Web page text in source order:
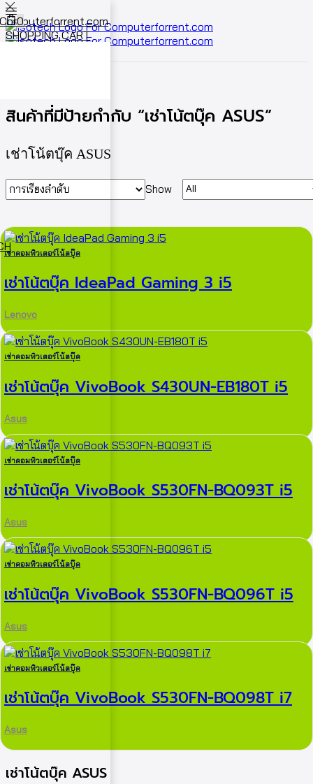
0
SHOPPING CART
สินค้าที่มีป้ายกำกับ “เช่าโน้ตบุ๊ค ASUS”
เช่าโน้ตบุ๊ค ASUS
Show
เช่าคอมพิวเตอร์โน้ตบุ๊ค
เช่าโน้ตบุ๊ค IdeaPad Gaming 3 i5
Lenovo
เช่าคอมพิวเตอร์โน้ตบุ๊ค
เช่าโน้ตบุ๊ค VivoBook S430UN-EB180T i5
Asus
เช่าคอมพิวเตอร์โน้ตบุ๊ค
เช่าโน้ตบุ๊ค VivoBook S530FN-BQ093T i5
Asus
เช่าคอมพิวเตอร์โน้ตบุ๊ค
เช่าโน้ตบุ๊ค VivoBook S530FN-BQ096T i5
Asus
เช่าคอมพิวเตอร์โน้ตบุ๊ค
เช่าโน้ตบุ๊ค VivoBook S530FN-BQ098T i7
Asus
เช่าโน้ตบุ๊ค ASUS